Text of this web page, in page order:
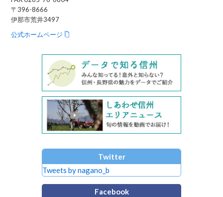
〒396-8666
伊那市荒井3497
公式ホームページ
Twitter
Tweets by nagano_b
Facebook